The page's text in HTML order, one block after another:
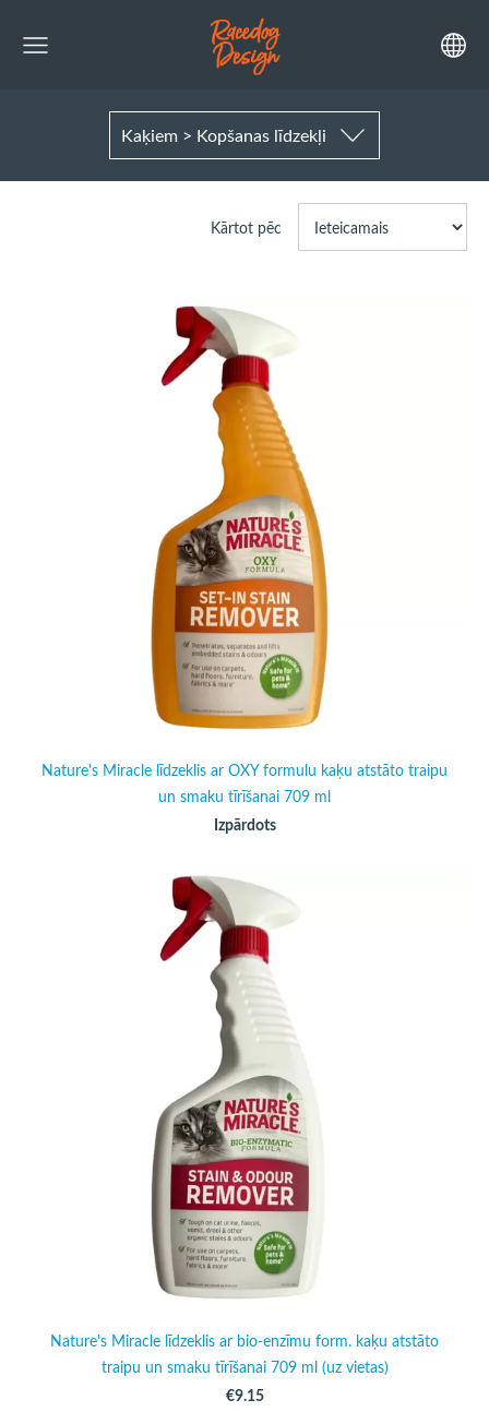
Kaķiem > Kopšanas līdzekļi
Kārtot pēc
Nature's Miracle līdzeklis ar OXY formulu kaķu atstāto traipu
un smaku tīrīšanai 709 ml
Izpārdots
Nature's Miracle līdzeklis ar bio-enzīmu form. kaķu atstāto
traipu un smaku tīrīšanai 709 ml (uz vietas)
€9.15